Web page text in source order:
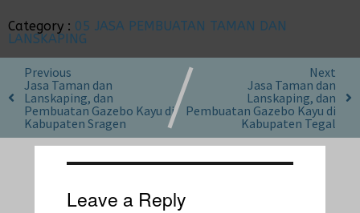
Category : 05 JASA PEMBUATAN TAMAN DAN
LANSKAPING
Previous
Jasa Taman dan
Lanskaping, dan
Pembuatan Gazebo Kayu di
Kabupaten Sragen
Next
Jasa Taman dan
Lanskaping, dan
Pembuatan Gazebo Kayu di
Kabupaten Tegal
Leave a Reply